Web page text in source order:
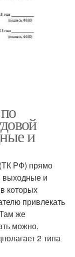
и
(ТК РФ) прямо
выходные и
которых
привлекать
же
можно.
2 типа